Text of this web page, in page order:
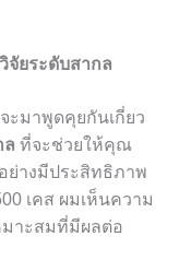
จัยระดับสากล
ะมาพูดคุยกันเกี่ยว
ล ที่จะช่วยให้คุณ
ย่างมีประสิทธิภาพ
เคส ผมเห็นความ
มาะสมที่มีผลต่อ